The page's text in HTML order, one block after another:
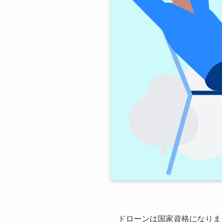
ドローンは国家資格になり